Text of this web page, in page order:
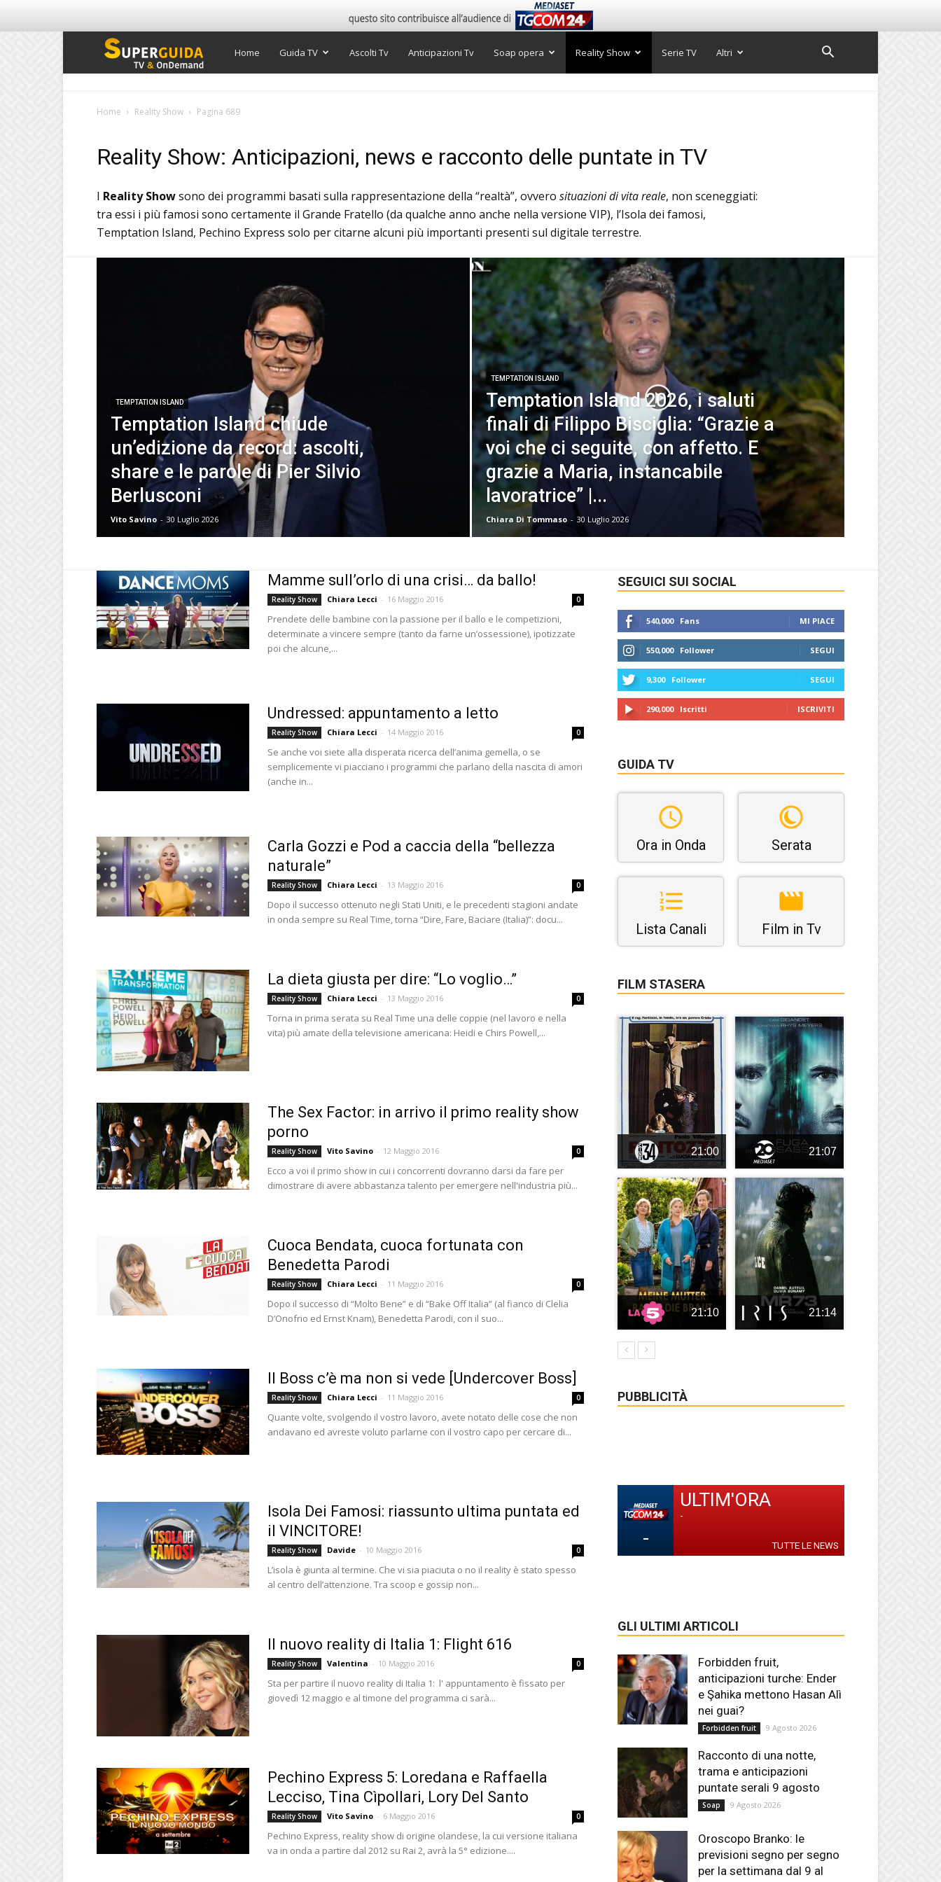
Super
Home Guida TV Ascolti Tv Anticipazioni Tv Soap opera Reality Show Serie TV Altri
Home Reality Show Pagina 689
Reality Show: Anticipazioni, news e racconto delle puntate in TV
I Reality Showsono dei programmi basati sulla rappresentazione della “realtà”, ovvero situazioni di vita reale, non sceneggiati:
tra essi i più famosi sono certamente il Grande Fratello (da qualche anno anche nella versione VIP), l’Isola dei famosi,
Temptation Island, Pechino Express solo per citarne alcuni più importanti presenti sul digitale terrestre.
TEMPTATION ISLAND
Temptation Island chiude
un’edizione da record: ascolti,
share e le parole di Pier Silvio
Berlusconi
Vito Savino - 30 Luglio 2026
TEMPTATION ISLAND
Temptation Island 2026, i saluti
finali di Filippo Bisciglia: “Grazie a
voi che ci seguite, con affetto. E
grazie a Maria, instancabile
lavoratrice” |...
Chiara Di Tommaso - 30 Luglio 2026
Mamme sull’orlo di una crisi… da ballo!
Reality Show Chiara Lecci - 16 Maggio 2016 0
Prendete delle bambine con la passione per il ballo e le competizioni,
determinate a vincere sempre (tanto da farne un’ossessione), ipotizzate
poi che alcune,...
Undressed: appuntamento a letto
Reality Show Chiara Lecci - 14 Maggio 2016 0
Se anche voi siete alla disperata ricerca dell’anima gemella, o se
semplicemente vi piacciano i programmi che parlano della nascita di amori
(anche in...
Carla Gozzi e Pod a caccia della “bellezza
naturale”
Reality Show Chiara Lecci - 13 Maggio 2016 0
Dopo il successo ottenuto negli Stati Uniti, e le precedenti stagioni andate
in onda sempre su Real Time, torna “Dire, Fare, Baciare (Italia)”: docu...
La dieta giusta per dire: “Lo voglio…”
Reality Show Chiara Lecci - 13 Maggio 2016 0
Torna in prima serata su Real Time una delle coppie (nel lavoro e nella
vita) più amate della televisione americana: Heidi e Chirs Powell,...
The Sex Factor: in arrivo il primo reality show
porno
Reality Show Vito Savino - 12 Maggio 2016 0
Ecco a voi il primo show in cui i concorrenti dovranno darsi da fare per
dimostrare di avere abbastanza talento per emergere nell'industria più...
Cuoca Bendata, cuoca fortunata con
Benedetta Parodi
Reality Show Chiara Lecci - 11 Maggio 2016 0
Dopo il successo di “Molto Bene” e di “Bake Off Italia” (al fianco di Clelia
D’Onofrio ed Ernst Knam), Benedetta Parodi, con il suo...
Il Boss c’è ma non si vede [Undercover Boss]
Reality Show Chiara Lecci - 11 Maggio 2016 0
Quante volte, svolgendo il vostro lavoro, avete notato delle cose che non
andavano ed avreste voluto parlarne con il vostro capo per cercare di...
Isola Dei Famosi: riassunto ultima puntata ed
il VINCITORE!
Reality Show Davide - 10 Maggio 2016 0
L’isola è giunta al termine. Che vi sia piaciuta o no il reality è stato spesso
al centro dell’attenzione. Tra scoop e gossip non...
Il nuovo reality di Italia 1: Flight 616
Reality Show Valentina - 10 Maggio 2016 0
Sta per partire il nuovo reality di Italia 1: l' appuntamento è fissato per
giovedì 12 maggio e al timone del programma ci sarà...
Pechino Express 5: Loredana e Raffaella
Lecciso, Tina Cìpollari, Lory Del Santo
Reality Show Vito Savino - 6 Maggio 2016 0
Pechino Express, reality show di origine olandese, la cui versione italiana
va in onda a partire dal 2012 su Rai 2, avrà la 5° edizione....
SEGUICI SUI SOCIAL
540,000 Fans MI PIACE
550,000 Follower SEGUI
9,300 Follower SEGUI
290,000 Iscritti ISCRIVITI
GUIDA TV
Ora in Onda Serata
Lista Canali Film in Tv
FILM STASERA
21:00 21:07
21:10 21:14
PUBBLICITÀ
-
ULTIM'ORA
-
TUTTE LE NEWS
GLI ULTIMI ARTICOLI
Forbidden fruit,
anticipazioni turche: Ender
e Şahika mettono Hasan Alì
nei guai?
Forbidden fruit 9 Agosto 2026
Racconto di una notte,
trama e anticipazioni
puntate serali 9 agosto
Soap 9 Agosto 2026
Oroscopo Branko: le
previsioni segno per segno
per la settimana dal 9 al